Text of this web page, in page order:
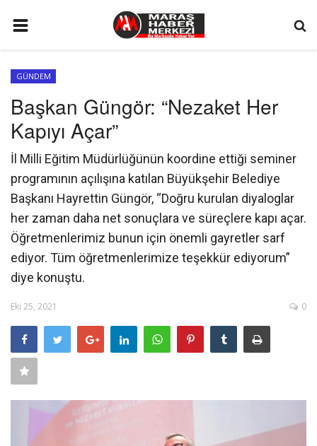
GÜNDEM
SİYASET
EKONOMİ
EĞİTİM
SPOR
İLETİŞİM
KÜNYE
FOTO GALERİ
KÜLTÜR SANAT
SAĞLIK
FİRMA HABER
OTURUM AÇ
KAYIT
GÜNDEM
Başkan Güngör: “Nezaket Her
Kapıyı Açar”
İl Milli Eğitim Müdürlüğünün koordine ettiği seminer
programının açılışına katılan Büyükşehir Belediye
Başkanı Hayrettin Güngör, “Doğru kurulan diyaloglar
her zaman daha net sonuçlara ve süreçlere kapı açar.
Öğretmenlerimiz bunun için önemli gayretler sarf
ediyor. Tüm öğretmenlerimize teşekkür ediyorum”
diye konuştu.
Eki 25, 2021 0